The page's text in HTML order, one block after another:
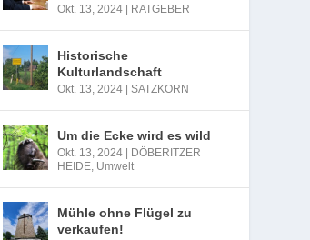
Okt. 13, 2024 RATGEBER
Historische
Kulturlandschaft
Okt. 13, 2024 |SATZKORN
Um die Ecke wird es wild
Okt. 13, 2024
DÖBERITZER
HEIDE, Umwelt
Mühle ohne Flügel zu
verkaufen!